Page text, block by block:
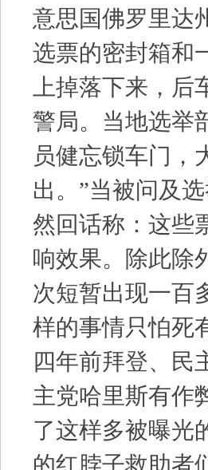
意思国佛罗里达
选票的密封箱和
上掉落下来，
警局。当地选举
员健忘锁车门，
出。”当被问及
然回话称：这些
响效果。除此除
次短暂出现一百
样的事情只怕死
四年前拜登、民
主党哈里斯有作
了这样多被曝光
的红脖子救助者